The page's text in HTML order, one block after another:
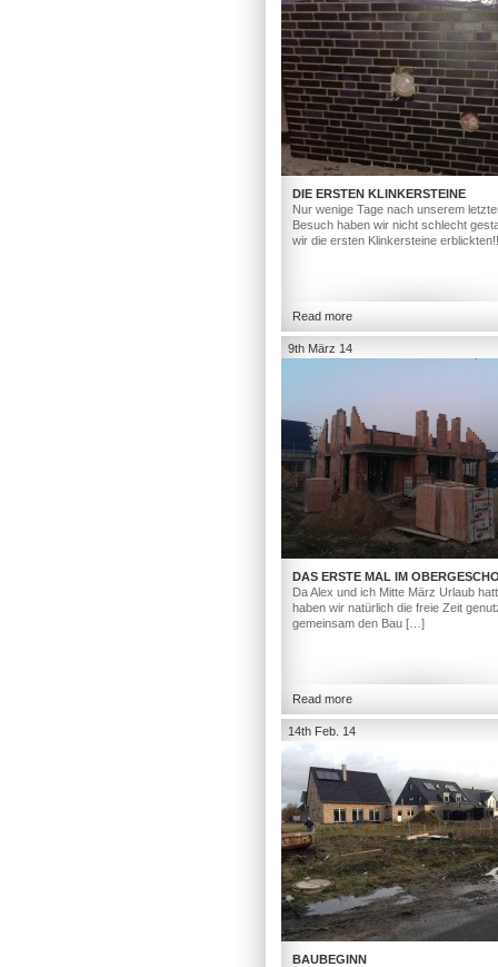
DIE ERSTEN KLINKERSTEINE
Nur wenige Tage nach unserem
Besuch haben wir nicht schlecht
wir die ersten Klinkersteine
Read more
9th März 14
DAS ERSTE MAL IM
Da Alex und ich Mitte März Urlaub
haben wir natürlich die freie Zeit
gemeinsam den Bau […]
Read more
14th Feb. 14
BAUBEGINN